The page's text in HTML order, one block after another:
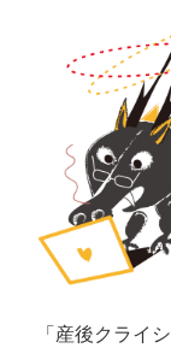
「産後クライ